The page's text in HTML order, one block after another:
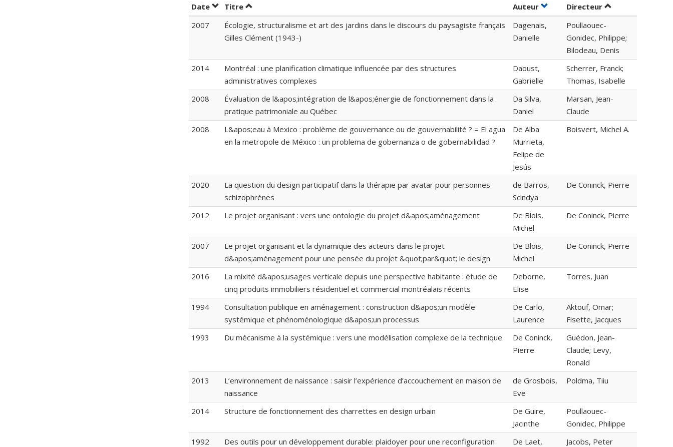
Date Trier par date en ordre croissant
Titre Trier par titre en ordre croissant Auteur Trier par auteur en ordre croissant
Directeur par contributeur
2007
Écologie, structuralisme et art des jardins dans le discours du paysagiste français
Gilles Clément (1943-)
Dagenais,
Danielle
Poullaouec-
Gonidec, Philippe;
Bilodeau, Denis
2014
Montréal : une planification climatique influencée par des structures
administratives complexes
Daoust,
Gabrielle
Scherrer, Franck;
Thomas, Isabelle
2008
Évaluation de l&apos;intégration de l&apos;énergie de fonctionnement dans la
pratique patrimoniale au Québec
Da Silva,
Daniel
Marsan, Jean-
Claude
2008
L&apos;eau à Mexico : problème de gouvernance ou de gouvernabilité ? = El agua
en la metropole de México : un problema de gobernanza o de gobernabilidad ?
De Alba
Murrieta,
Felipe de
Jesús
Boisvert, Michel A.
2020
La question du design participatif dans la thérapie par avatar pour personnes
schizophrènes
de Barros,
Scindya
De Coninck, Pierre
2012 Le projet organisant : vers une ontologie du projet d&apos;aménagement
De Blois,
Michel
De Coninck, Pierre
2007
Le projet organisant et la dynamique des acteurs dans le projet
d&apos;aménagement pour une pensée du projet &quot;par&quot; le design
De Blois,
Michel
De Coninck, Pierre
2016
La mixité d&apos;usages verticale depuis une perspective habitante : étude de
cinq produits immobiliers résidentiel et commercial montréalais récents
Deborne,
Elise
Torres, Juan
1994
Consultation publique en aménagement : construction d&apos;un modèle
systémique et phénoménologique d&apos;un processus
De Carlo,
Laurence
Aktouf, Omar;
Fisette, Jacques
1993
Du mécanisme à la systémique : vers une modélisation complexe de la technique
De Coninck,
Pierre
Guédon, Jean-
Claude; Levy,
Ronald
2013
L’environnement de naissance : saisir l’expérience d’accouchement en maison de
naissance
de Grosbois,
Eve
Poldma, Tiiu
2014 Structure de fonctionnement des charrettes en design urbain
De Guire,
Jacinthe
Poullaouec-
Gonidec, Philippe
1992
Des outils pour un développement durable: plaidoyer pour une reconfiguration
De Laet,
Jacobs, Peter